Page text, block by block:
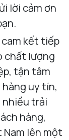
lời cảm ơn
cam kết tiếp
chất lượng
tận tâm
uy tín,
trải
hàng,
Nam lên một